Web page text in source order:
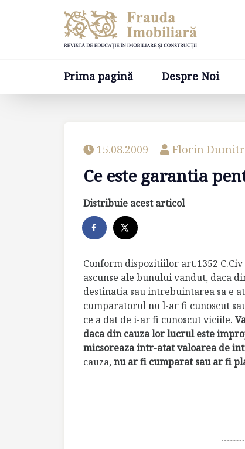
Prima pagină Despre Noi
Prima pagină Despre Noi
15.08.2009 Florin
Ce este garantia
Distribuie acest articol
Conform dispozitiilor art.1352
ascunse ale bunului vandut, daca
destinatia sau intrebuintarea sa e
cumparatorul nu l-ar fi cunoscut
ce a dat de i-ar fi cunoscut viciile.
daca din cauza lor lucrul este
micsoreaza intr-atat valoarea de
cauza,nu ar fi cumparat sau ar fi